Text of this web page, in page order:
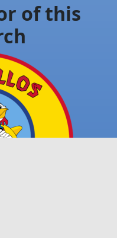
of this